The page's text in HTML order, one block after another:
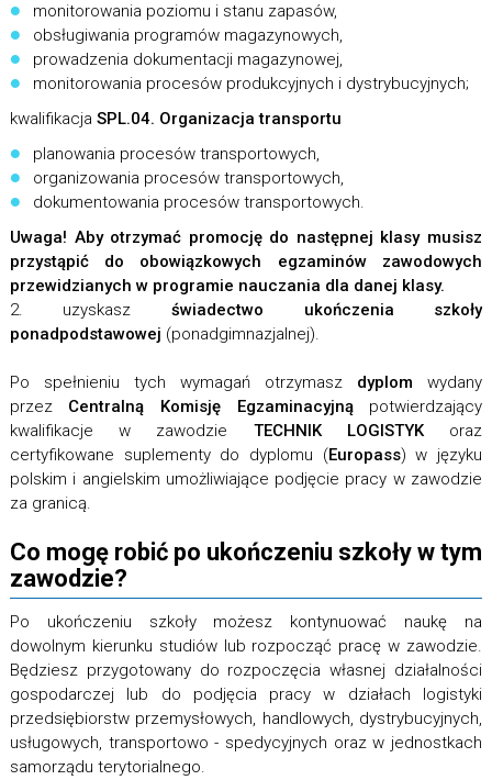
monitorowania poziomu i stanu zapasów,
obsługiwania programów magazynowych,
prowadzenia dokumentacji magazynowej,
monitorowania procesów produkcyjnych i dystrybucyjnych;
kwalifikacja SPL.04. Organizacja transportu
planowania procesów transportowych,
organizowania procesów transportowych,
dokumentowania procesów transportowych.
Uwaga! Aby otrzymać promocję do następnej klasy musisz
przystąpić do obowiązkowych egzaminów zawodowych
przewidzianych w programie nauczania dla danej klasy.
2. uzyskasz świadectwo ukończenia szkoły
ponadpodstawowej (ponadgimnazjalnej).
Po spełnieniu tych wymagań otrzymasz dyplom wydany
przez Centralną Komisję Egzaminacyjnąpotwierdzający
kwalifikacje w zawodzie TECHNIK LOGISTYKoraz
certyfikowane suplementy do dyplomu (Europass) w języku
polskim i angielskim umożliwiające podjęcie pracy w zawodzie
za granicą.
Co mogę robić po ukończeniu szkoły w tym
zawodzie?
Po ukończeniu szkoły możesz kontynuować naukę na
dowolnym kierunku studiów lub rozpocząć pracę w zawodzie.
Będziesz przygotowany do rozpoczęcia własnej działalności
gospodarczej lub do podjęcia pracy w działach logistyki
przedsiębiorstw przemysłowych, handlowych, dystrybucyjnych,
usługowych, transportowo - spedycyjnych oraz w jednostkach
samorządu terytorialnego.